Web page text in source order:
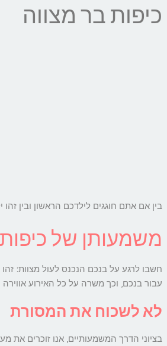
כיפות בר מצווה
בין אם אתם חוגגים לילדכם הראשון ובין
משמעותן של
חשבו לרגע על בנכם הנכנס לעול מצוות:
עבור בנכם, וכך משרה על כל האירוע
לא לשכוח את המסורת
בציוני הדרך המשמעותיים, אנו זוכרים את